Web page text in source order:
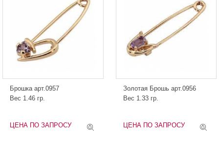
Брошка арт.0957
Вес 1.46 гр.
ЦЕНА ПО ЗАПРОСУ
Золотая Брошь арт.0956
Вес 1.33 гр.
ЦЕНА ПО ЗАПРОСУ